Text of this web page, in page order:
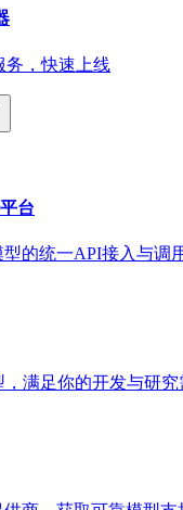
务，快速上线
台
的统一API接入与调
满足你的开发与研究